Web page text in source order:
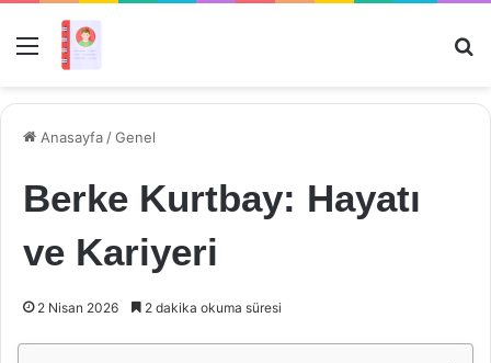
Menü
Anasayfa /Genel
Berke Kurtbay: Hayatı
ve Kariyeri
2 Nisan 2026 2 dakika okuma süresi